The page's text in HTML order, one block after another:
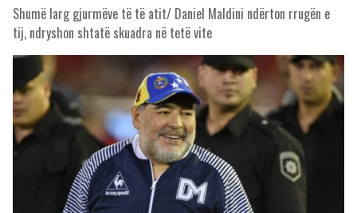
Shumë larg gjurmëve të të atit/ Daniel Maldini ndërton rrugën e
tij, ndryshon shtatë skuadra në tetë vite